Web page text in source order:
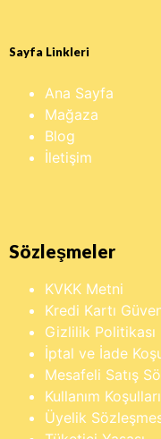
Sayfa Linkleri
Ana Sayfa
Mağaza
Blog
İletişim
Sözleşmeler
KVKK Metni
Kredi Kartı
Gizlilik Politikası
İptal ve İade
Mesafeli Satış
Kullanım Koşulları
Üyelik